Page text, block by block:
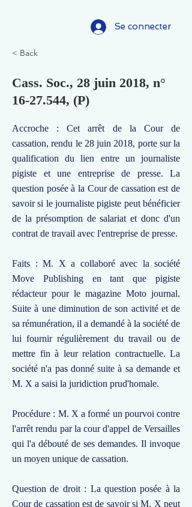
Se connecter
< Back
Cass. Soc., 28 juin 2018, n°
16-27.544, (P)
Accroche : Cet arrêt de la Cour de
cassation, rendu le 28 juin 2018, porte sur la
qualification du lien entre un journaliste
pigiste et une entreprise de presse. La
question posée à la Cour de cassation est de
savoir si le journaliste pigiste peut bénéficier
de la présomption de salariat et donc d'un
contrat de travail avec l'entreprise de presse.
Faits : M. X a collaboré avec la société
Move Publishing en tant que pigiste
rédacteur pour le magazine Moto journal.
Suite à une diminution de son activité et de
sa rémunération, il a demandé à la société de
lui fournir régulièrement du travail ou de
mettre fin à leur relation contractuelle. La
société n'a pas donné suite à sa demande et
M. X a saisi la juridiction prud'homale.
Procédure : M. X a formé un pourvoi contre
l'arrêt rendu par la cour d'appel de Versailles
qui l'a débouté de ses demandes. Il invoque
un moyen unique de cassation.
Question de droit : La question posée à la
Cour de cassation est de savoir si M. X peut